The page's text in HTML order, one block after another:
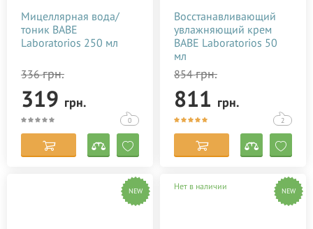
Мицеллярная вода/
тоник BABE
Laboratorios 250 мл
336грн.
319 грн.
0
Восстанавливающий
увлажняющий крем
BABE Laboratorios 50
мл
854грн.
811 грн.
2
NEW Нет в наличии NEW